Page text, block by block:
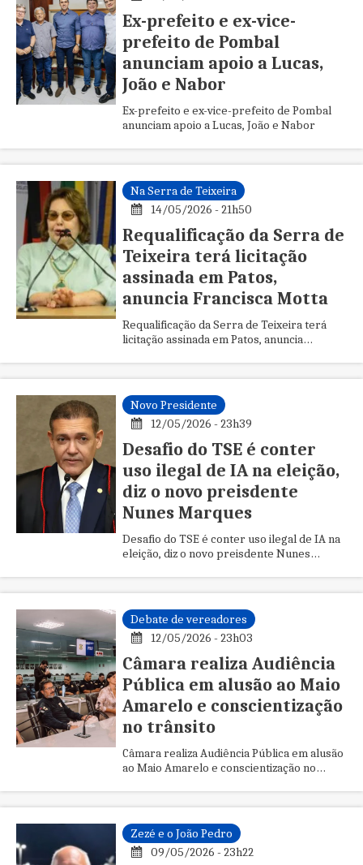
Ex-prefeito e ex-vice-
prefeito de Pombal
anunciam apoio a Lucas,
João e Nabor
Ex-prefeito e ex-vice-prefeito de Pombal
anunciam apoio a Lucas, João e Nabor
Na Serra de Teixeira
14/05/2026 - 21h50
Requalificação da Serra de
Teixeira terá licitação
assinada em Patos,
anuncia Francisca Motta
Requalificação da Serra de Teixeira terá
licitação assinada em Patos, anuncia
Novo Presidente
12/05/2026 - 23h39
Desafio do TSE é conter
uso ilegal de IA na eleição,
diz o novo preisdente
Nunes Marques
Desafio do TSE é conter uso ilegal de IA na
eleição, diz o novo preisdente Nunes
Debate de vereadores
12/05/2026 - 23h03
Câmara realiza Audiência
Pública em alusão ao Maio
Amarelo e conscientização
no trânsito
Câmara realiza Audiência Pública em alusão
ao Maio Amarelo e conscientização no
Zezé e o João Pedro
09/05/2026 - 23h22